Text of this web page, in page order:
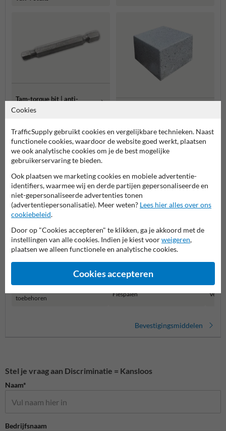
Tam-torque bit | anti-
diefstal | 50mm
Meer gerelateerde producten
toebehoren
Flespalen
Bevestigingsmiddelen
Stel je vraag aan Discriminatie = Kansloos
Naam*
Bedrijfsnaam
Cookies
TrafficSupply gebruikt cookies en vergelijkbare technieken. Naast
functionele cookies, waardoor de website goed werkt, plaatsen
we ook analytische cookies om je de best mogelijke
gebruikerservaring te bieden.
Ook plaatsen we marketing cookies en mobiele advertentie-
identifiers, waarmee wij en derde partijen gepersonaliseerde en
niet-gepersonaliseerde advertenties tonen
(advertentiepersonalisatie). Meer weten? Lees hier alles over ons
cookiebeleid.
Door op "Cookies accepteren" te klikken, ga je akkoord met de
instellingen van alle cookies. Indien je kiest voorweigeren,
plaatsen we alleen functionele en analytische cookies.
Cookies accepteren